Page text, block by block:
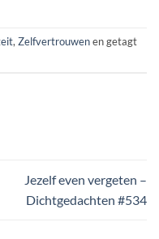
,Zelfvertrouwenen getagt
Jezelf even vergeten –
Dichtgedachten #534